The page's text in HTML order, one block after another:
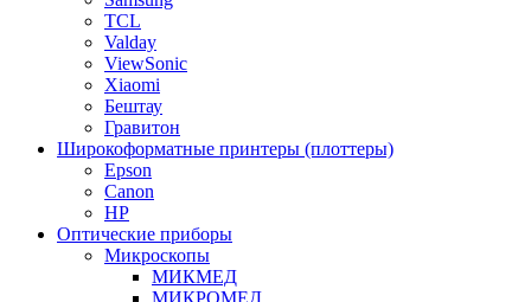
TCL
Valday
ViewSonic
Xiaomi
Бештау
Гравитон
Широкоформатные принтеры (плоттеры)
Epson
Canon
HP
Оптические приборы
Микроскопы
МИКМЕД